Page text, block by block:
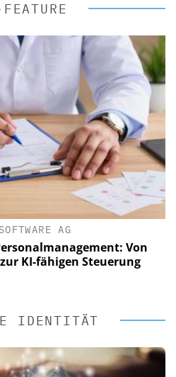
AG
Von
KI-fähigen Steuerung
IDENTITÄT